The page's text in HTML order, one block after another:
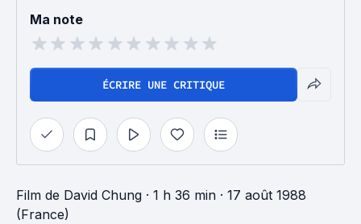
Ma note
ÉCRIRE UNE CRITIQUE
Film de David Chung · 1 h 36 min · 17 août 1988
(France)